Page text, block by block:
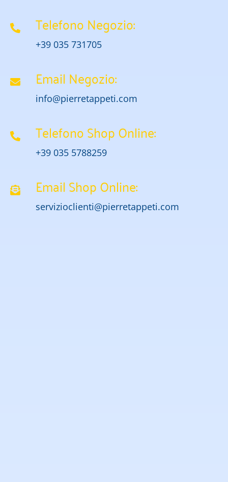
Telefono Negozio:
+39 035 731705
Email Negozio:
info@pierretappeti.com
Telefono Shop Online:
+39 035 5788259
Email Shop Online:
servizioclienti@pierretappeti.com